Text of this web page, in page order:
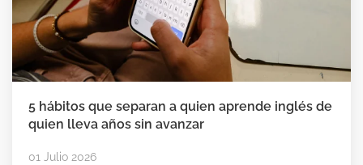
5 hábitos que separan a quien aprende inglés de
quien lleva años sin avanzar
01 Julio 2026